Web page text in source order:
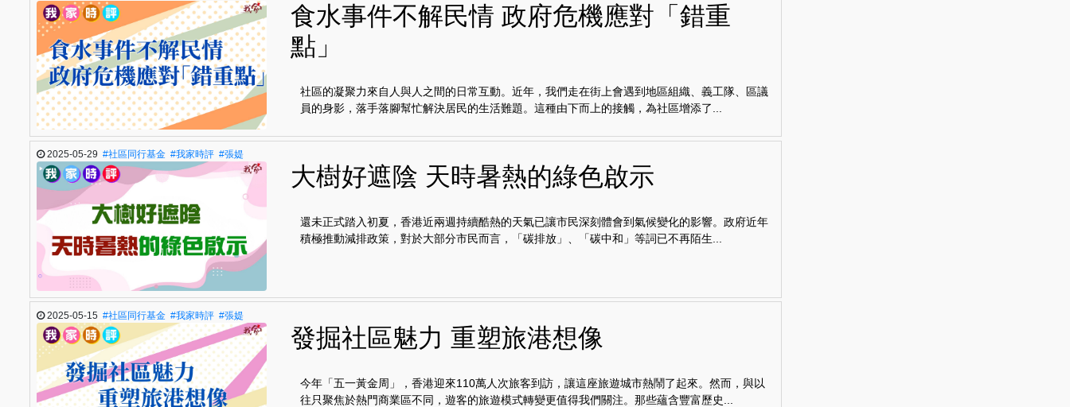
食水事件不解民情 政府危機應對「錯重
點」
社區的凝聚力來自人與人之間的日常互動。近年，我們走在街上會遇到地區組織、義工隊、區議
員的身影，落手落腳幫忙解決居民的生活難題。這種由下而上的接觸，為社區增添了...
2025-05-29 #社區同行基金 #我家時評 #張媞
大樹好遮陰 天時暑熱的綠色啟示
還未正式踏入初夏，香港近兩週持續酷熱的天氣已讓市民深刻體會到氣候變化的影響。政府近年
積極推動減排政策，對於大部分市民而言，「碳排放」、「碳中和」等詞已不再陌生...
2025-05-15 #社區同行基金 #我家時評 #張媞
發掘社區魅力 重塑旅港想像
今年「五一黃金周」，香港迎來110萬人次旅客到訪，讓這座旅遊城市熱鬧了起來。然而，與以
往只聚焦於熱門商業區不同，遊客的旅遊模式轉變更值得我們關注。那些蘊含豐富歷史...